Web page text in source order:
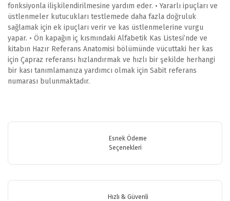
fonksiyonla ilişkilendirilmesine yardım eder. • Yararlı ipuçları ve
üstlenmeler kutucukları testlemede daha fazla doğruluk
sağlamak için ek ipuçları verir ve kas üstlenmelerine vurgu
yapar. • Ön kapağın iç kısmındaki Alfabetik Kas Listesi’nde ve
kitabın Hazır Referans Anatomisi bölümünde vücuttaki her kas
için Çapraz referansı hızlandırmak ve hızlı bir şekilde herhangi
bir kası tanımlamanıza yardımcı olmak için Sabit referans
numarası bulunmaktadır.
Bu ürüne ilk yorumu siz yapın!
Görüş ve önerileriniz için teşekkür ederiz.
Ürün resmi kalitesiz, bozuk veya görüntülenemiyor.
Esnek Ödeme
Seçenekleri
Hızlı & Güvenli